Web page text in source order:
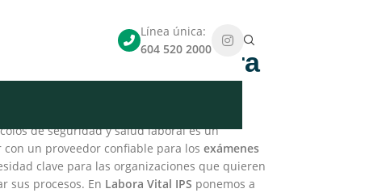
Línea única:
604 520 2000
en Pereira
crece y evoluciona constantemente,
de seguridad y salud laboral es un
un proveedor confiable para los exámenes
clave para las organizaciones que quieren
sus procesos. En Labora Vital IPS ponemos a